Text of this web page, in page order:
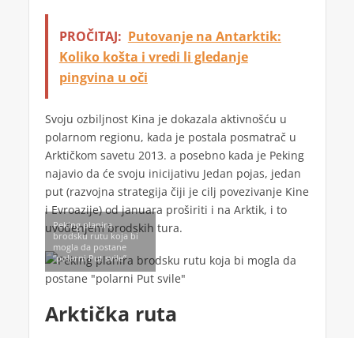
PROČITAJ: Putovanje na Antarktik:
Koliko košta i vredi li gledanje
pingvina u oči
Svoju ozbiljnost Kina je dokazala aktivnošću u
polarnom regionu, kada je postala posmatrač u
Arktičkom savetu 2013. a posebno kada je Peking
najavio da će svoju inicijativu Jedan pojas, jedan
put (razvojna strategija čiji je cilj povezivanje Kine
i Evroazije) od januara proširiti i na Arktik, i to
uvođenjem brodskih tura.
Peking planira
brodsku rutu koja bi
mogla da postane
“polarni Put svile”
Arktička ruta